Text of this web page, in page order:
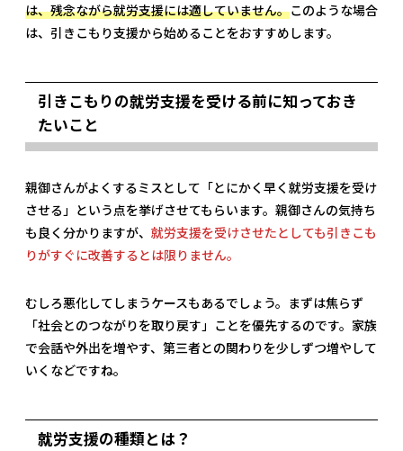
は、残念ながら就労支援には適していません。このような場合
は、引きこもり支援から始めることをおすすめします。
引きこもりの就労支援を受ける前に知っておき
たいこと
親御さんがよくするミスとして「とにかく早く就労支援を受け
させる」という点を挙げさせてもらいます。親御さんの気持ち
も良く分かりますが、 就労支援を受けさせたとしても引きこも
りがすぐに改善するとは限りません。
むしろ悪化してしまうケースもあるでしょう。まずは焦らず
「社会とのつながりを取り戻す」ことを優先するのです。家族
で会話や外出を増やす、第三者との関わりを少しずつ増やして
いくなどですね。
就労支援の種類とは？